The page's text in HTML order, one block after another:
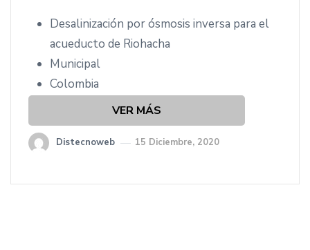
Desalinización por ósmosis inversa para el
acueducto de Riohacha
Municipal
Colombia
VER MÁS
Distecnoweb 15 Diciembre, 2020